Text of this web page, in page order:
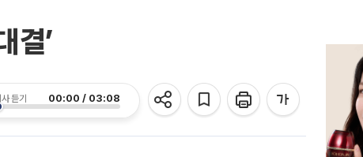
결’
듣기 00:00 / 03:08